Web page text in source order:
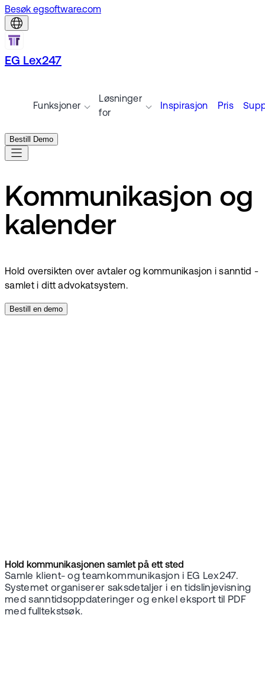
Besøk egsoftware.com
EG Lex247
Funksjoner
Løsninger
for
Inspirasjon Pris
Bestill Demo
Kommunikasjon og
kalender
Hold oversikten over avtaler og kommunikasjon i sanntid -
samlet i ditt advokatsystem.
Bestill en demo
Hold kommunikasjonen samlet på ett sted
Samle klient- og teamkommunikasjon i EG Lex247.
Systemet organiserer saksdetaljer i en tidslinjevisning
med sanntidsoppdateringer og enkel eksport til PDF
med fulltekstsøk.